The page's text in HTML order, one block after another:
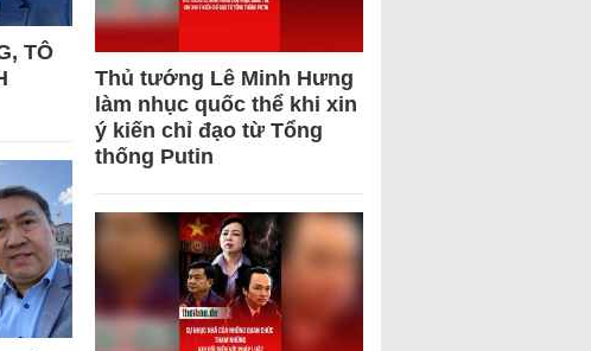
TÔ
Thủ tướng Lê Minh Hưng
làm nhục quốc thể khi xin
ý kiến chỉ đạo từ Tổng
thống Putin